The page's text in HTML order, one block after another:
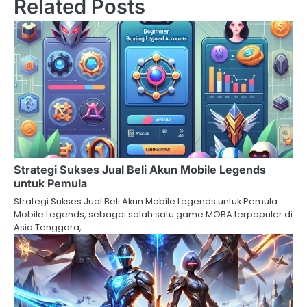
Related Posts
Strategi Sukses Jual Beli Akun Mobile Legends
untuk Pemula
Strategi Sukses Jual Beli Akun Mobile Legends untuk Pemula
Mobile Legends, sebagai salah satu game MOBA terpopuler di
Asia Tenggara,…